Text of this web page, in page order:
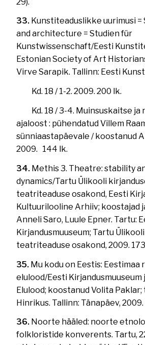
33. Kunstiteaduslikke uurimusi =
and architecture = Studien für
Kunstwissenschaft/Eesti
Estonian Society of Art
Virve Sarapik. Tallinn: Eesti
Kd. 18 / 1-2. 2009. 200 lk.
Kd. 18 / 3-4. Muinsuskaitse ja
ajaloost : pühendatud Villem
sünniaastapäevale / koostanud
2009. 144 lk.
34. Methis 3. Theatre: stability
dynamics/Tartu Ülikooli
teatriteaduse osakond, Eesti
Kultuurilooline Arhiiv; koostajad
Anneli Saro, Luule Epner. Tartu:
Kirjandusmuuseum; Tartu
teatriteaduse osakond, 2009.
35. Mu kodu on Eestis: Eestimaa
elulood/Eesti Kirjandusmuuseum
Elulood; koostanud Volita
Hinrikus. Tallinn: Tänapäev, 2009.
36. Noorte hääled: noorte
folkloristide konverents. Tartu,